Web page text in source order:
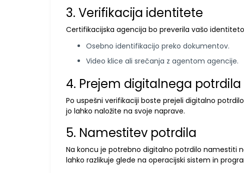
3. Verifikacija identitete
Certifikacijska agencija bo preverila vašo
Osebno identifikacijo preko dokumentov.
Video klice ali srečanja z agentom agencije.
4. Prejem digitalnega potrdila
Po uspešni verifikaciji boste prejeli digitalno
jo lahko naložite na svoje naprave.
5. Namestitev potrdila
Na koncu je potrebno digitalno potrdilo namestiti
lahko razlikuje glede na operacijski sistem in